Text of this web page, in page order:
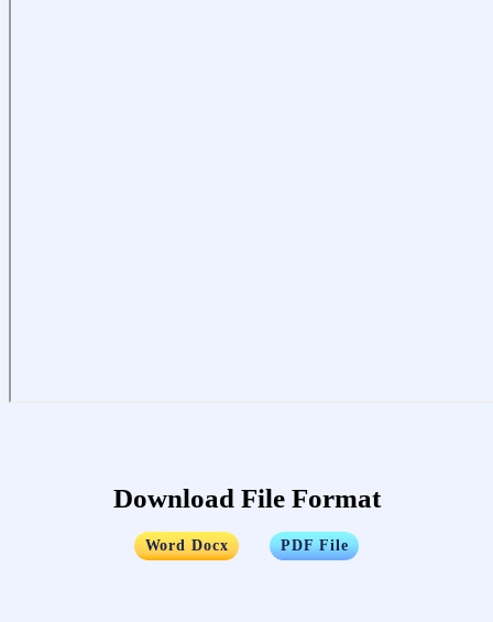
Download File Format
Word Docx ….. PDF File